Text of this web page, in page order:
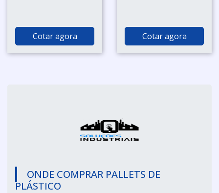
Cotar agora Cotar agora
ONDE COMPRAR PALLETS DE
PLÁSTICO